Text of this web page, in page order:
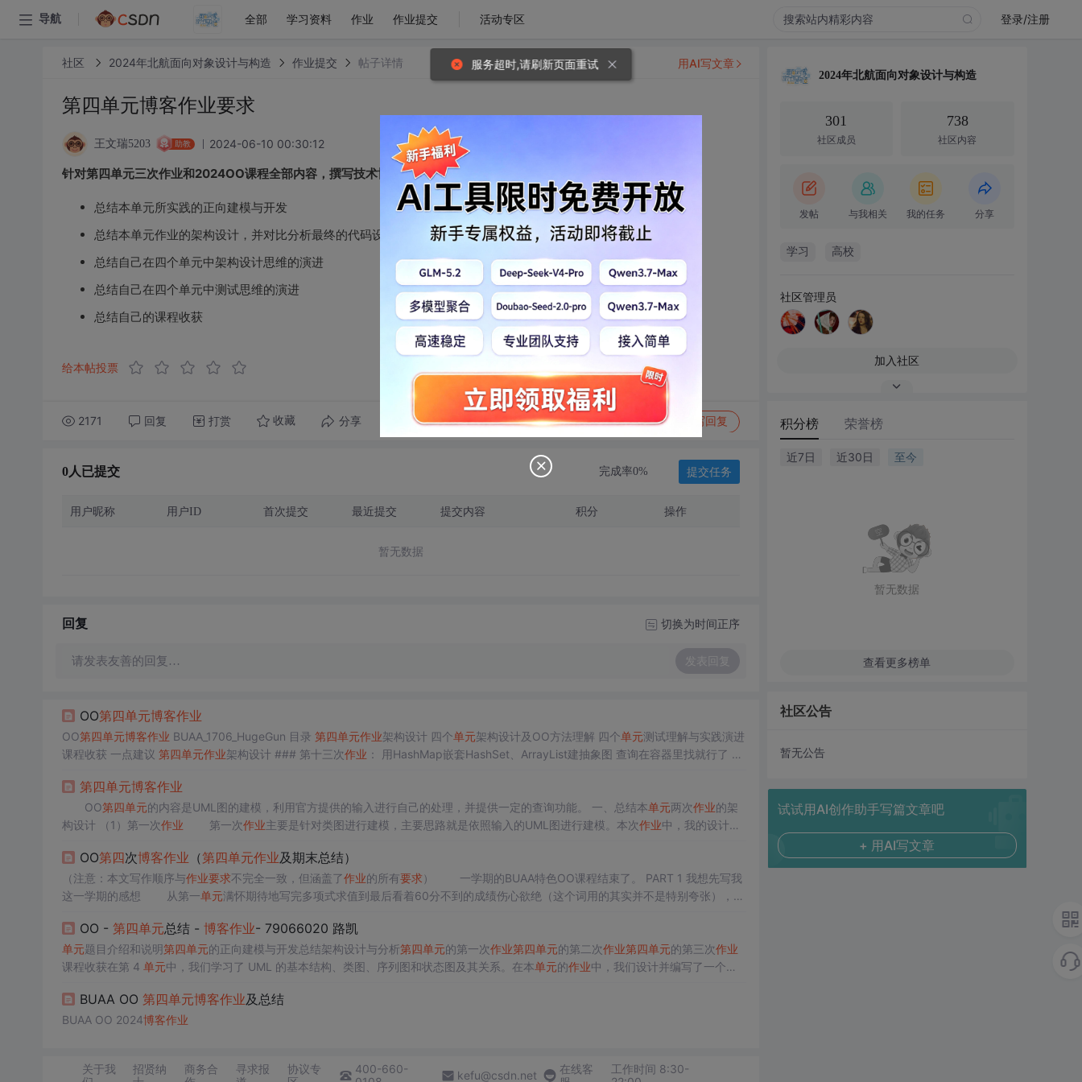
导航 全部 学习资料 作业 作业提交 活动专区 登录/注册
社区 2024年北航面向对象设计与构造 作业提交 帖子详情
第四单元博客作业要求
王文瑞5203 助教 2024-06-10 00:30:12
针对第四单元三次作业和2024OO课程全部内容，撰写技术博客
总结本单元所实践的正向建模与开发
总结本单元作业的架构设计，并对比分析最终的代码设计和UML模型设计之间的追踪关系
总结自己在四个单元中架构设计思维的演进
总结自己在四个单元中测试思维的演进
总结自己的课程收获
给本帖投票
2171 回复 打赏 收藏 分享 转发到动态 举报 写回复
用AI写文章
0人已提交 完成率0% 提交任务
用户昵称 用户ID 首次提交 最近提交 提交内容 积分 操作
暂无数据
回复 切换为时间正序
请发表友善的回复… 发表回复
OO第四单元博客作业
OO第四单元博客作业 BUAA_1706_HugeGun 目录 第四单元作业架构设计 四个单元架构设计及OO方法理解 四个单元测试理解与实践演进
课程收获 一点建议 第四单元作业架构设计 ### 第十三次作业 ： 用HashMap嵌套HashSet、ArrayList建抽象图 查询在容器里找就行了 共
第四单元博客作业
OO第四单元 的内容是UML图的建模，利用官方提供的输入进行自己的处理，并提供一定的查询功能。 一、总结本单元两次作业的架
构设计 （1）第一次作业 第一次作业主要是针对类图进行建模，主要思路就是依照输入的UML图进行建模。本次作业中，我的设计是
OO第四次博客作业 （第四单元作业及期末总结）
（注意：本文写作顺序与作业要求不完全一致，但涵盖了作业的所有要求 ） 一学期的BUAA特色OO课程结束了。 PART 1 我想先写我
这一学期的感想 从第一单元满怀期待地写完多项式求值到最后看着60分不到的成绩伤心欲绝（这个词用的其实并不是特别夸张），到
3... OO - 第四单元总结 - 博客作业- 79066020 路凯
单元题目介绍和说明第四单元的正向建模与开发总结架构设计与分析第四单元的第一次作业第四单元的第二次作业第四单元的第三次作业
课程收获在第 4 单元中，我们学习了 UML 的基本结构、类图、序列图和状态图及其关系。在本单元的作业中，我们设计并编写了一个图
本图书可能有多本。在第四单元作业一中，图书馆开放时图书馆管理系统需要处理的请求包括：借书、还书、查询、预约、预约取书。
BUAA OO 第四单元博客作业及总结
BUAA OO 2024博客作业
关于我
招贤纳
商务合
寻求报
协议专
400-660-
kefu@csdn.net
在线客
工作时间 8:30-
2024年北航面向对象设计与构造
301
社区成员
738
社区内容
发帖 与我相关 我的任务 分享
学习 高校
社区管理员
加入社区
积分榜 荣誉榜
近7日 近30日 至今
暂无数据
查看更多榜单
社区公告
暂无公告
试试用AI创作助手写篇文章吧
+ 用AI写文章
服务超时,请刷新页面重试